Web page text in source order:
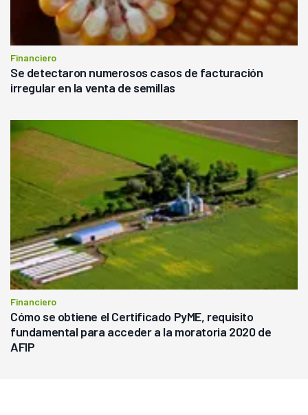
Financiero
Se detectaron numerosos casos de facturación
irregular en la venta de semillas
Financiero
Cómo se obtiene el Certificado PyME, requisito
fundamental para acceder a la moratoria 2020 de
AFIP